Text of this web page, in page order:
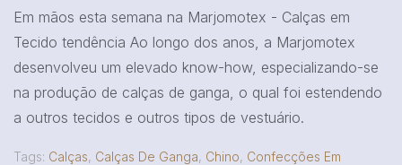
Em mãos esta semana na Marjomotex - Calças em
Tecido tendência Ao longo dos anos, a Marjomotex
desenvolveu um elevado know-how, especializando-se
na produção de calças de ganga, o qual foi estendendo
a outros tecidos e outros tipos de vestuário.
Tags: Calças, Calças De Ganga, Chino, Confecções Em